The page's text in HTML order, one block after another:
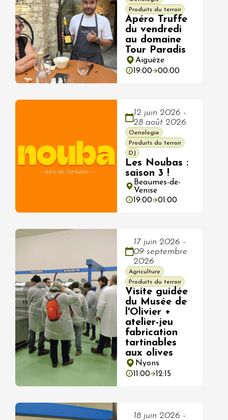
Produits du terroir
Apéro Truffe
du vendredi
au domaine
Tour Paradis
Aiguèze
19:00
00:00
12 juin 2026 -
28 août 2026
Oenologie
Produits du terroir
DJ
Les Noubas :
saison 3 !
Beaumes-de-
Venise
19:00
01:00
17 juin 2026 -
09 septembre
2026
Agriculture
Produits du terroir
Visite guidée
du Musée de
l'Olivier +
atelier-jeu
fabrication
tartinables
aux olives
Nyons
11:00
12:15
18 juin 2026 -